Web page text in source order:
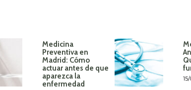
Medicina
Preventiva en
Madrid: Cómo
actuar antes de que
aparezca la
enfermedad